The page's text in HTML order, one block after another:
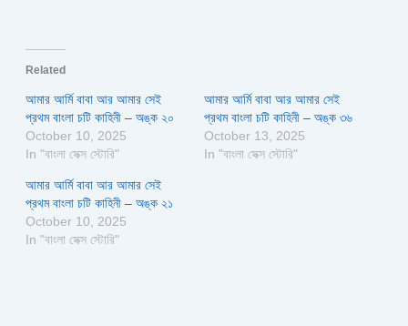
Related
আমার আর্মি বাবা আর আমার সেই
প্রথম বাংলা চটি কাহিনী – অঙ্ক ২০
October 10, 2025
In "বাংলা সেক্স স্টোরি"
আমার আর্মি বাবা আর আমার সেই
প্রথম বাংলা চটি কাহিনী – অঙ্ক ৩৬
October 13, 2025
In "বাংলা সেক্স স্টোরি"
আমার আর্মি বাবা আর আমার সেই
প্রথম বাংলা চটি কাহিনী – অঙ্ক ২১
October 10, 2025
In "বাংলা সেক্স স্টোরি"